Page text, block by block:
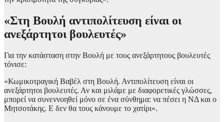
«Στη Βουλή αντιπολίτευση είναι οι
ανεξάρτητοι βουλευτές»
Για την κατάσταση στην Βουλή με τους ανεξάρτητους βουλευτές
τόνισε:
«Κωμικοτραγική Βαβέλ στη Βουλή. Αντιπολίτευση είναι οι
ανεξάρτητοι βουλευτές. Αν και μιλάμε με διαφορετικές γλώσσες,
μπορεί να συνεννοηθεί μόνο σε ένα σύνθημα: να πέσει η ΝΔ και ο
Μητσοτάκης. Ε δεν θα τους κάνουμε το χατίρι».